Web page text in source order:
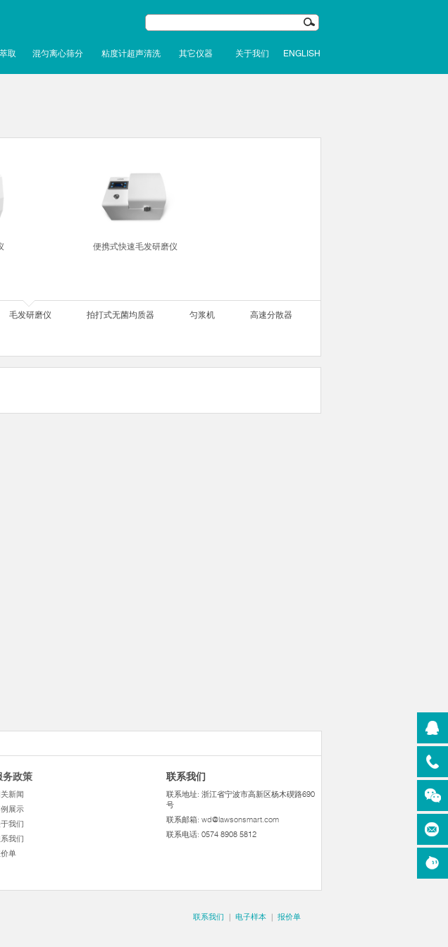
取 混匀离心筛分 粘度计超声清洗 其它仪器 关于我们 ENGLISH
便携式快速毛发研磨仪
毛发研磨仪 拍打式无菌均质器 匀浆机 高速分散器
务政策
新闻
展示
我们
我们
单
联系我们
联系地址: 浙江省宁波市高新区杨木碶路690
号
联系邮箱: wd@lawsonsmart.com
联系电话: 0574 8908 5812
联系我们 | 电子样本 | 报价单